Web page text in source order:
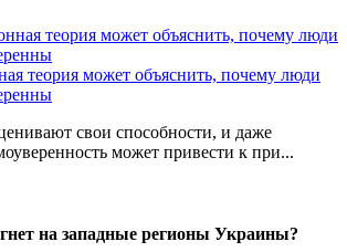
теория может объяснить, почему люди
свои способности, и даже
может привести к при...
на западные регионы Украины?